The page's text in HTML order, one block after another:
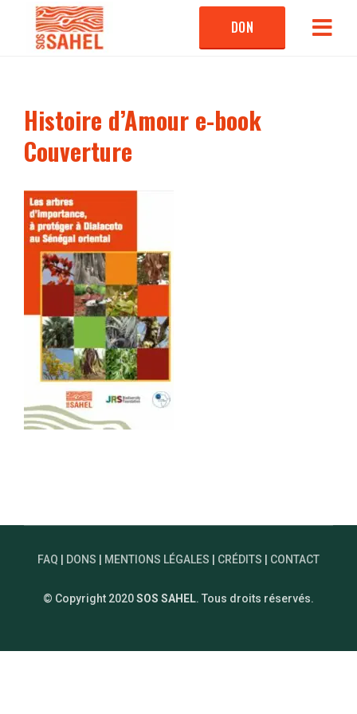
DON
Histoire d’Amour e-book
Couverture
FAQ DONS MENTIONS LÉGALES CRÉDITS CONTACT
© Copyright 2020SOS SAHEL. Tous droits réservés.